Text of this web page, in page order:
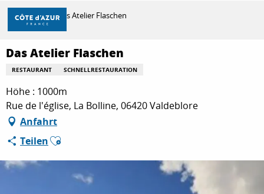
Aller
contenu
principal
ENTDECKEN
ZU TUN
AUFENTHALT
Startseite Das Atelier Flaschen
Das Atelier Flaschen
RESTAURANT SCHNELLRESTAURATION
Höhe : 1000m
Rue de l'église, La Bolline, 06420 Valdeblore
Anfahrt
TeilenAjouter aux favoris